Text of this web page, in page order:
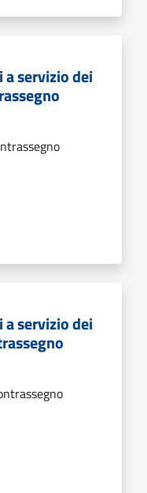
servizio dei
servizio dei